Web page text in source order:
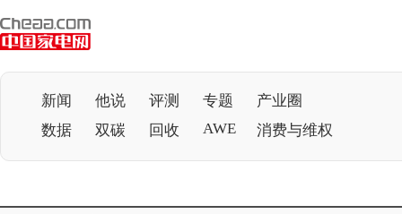
新闻 他说 评测 专题
产业圈
数据
双碳 回收 AWE 消费与维权